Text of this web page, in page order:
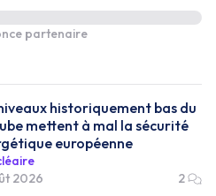
partenaire
historiquement bas du
mettent à mal la sécurité
européenne
2026
2